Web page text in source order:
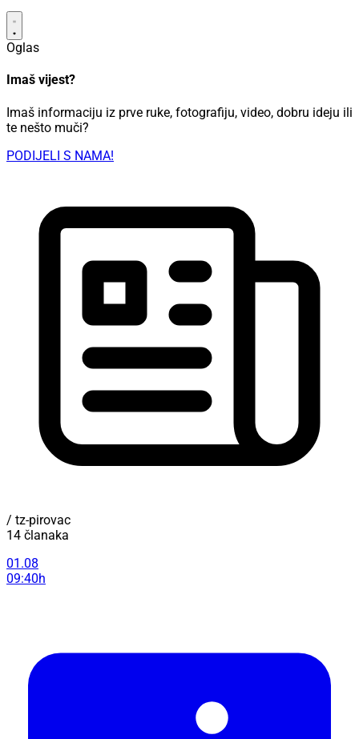
Oglas
Imaš vijest?
Imaš informaciju iz prve ruke, fotografiju, video, dobru ideju ili
te nešto muči?
PODIJELI S NAMA!
/ tz-pirovac
14 članaka
01.08
09:40h